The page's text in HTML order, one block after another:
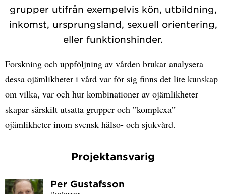
grupper utifrån exempelvis kön, utbildning,
inkomst, ursprungsland, sexuell orientering,
eller funktionshinder.
Forskning och uppföljning av vården brukar analysera
dessa ojämlikheter i vård var för sig finns det lite kunskap
om vilka, var och hur kombinationer av ojämlikheter
skapar särskilt utsatta grupper och ”komplexa”
ojämlikheter inom svensk hälso- och sjukvård.
Projektansvarig
Per Gustafsson